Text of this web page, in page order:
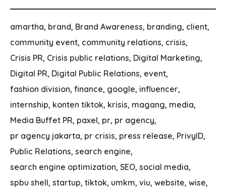
amartha brand Brand Awareness branding client
community event community relations crisis
Crisis PR Crisis public relations Digital Marketing
Digital PR Digital Public Relations event
fashion division finance google influencer
internship konten tiktok krisis magang media
Media Buffet PR paxel pr pr agency
pr agency jakarta pr crisis press release PrivyID
Public Relations search engine
search engine optimization SEO social media
spbu shell startup tiktok umkm viu website wise